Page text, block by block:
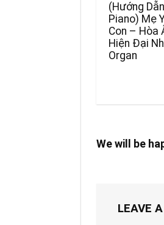
(Hướng Dẫn
Piano) Mẹ
Con – Hòa
Hiện Đại
Organ
We will be
LEAVE